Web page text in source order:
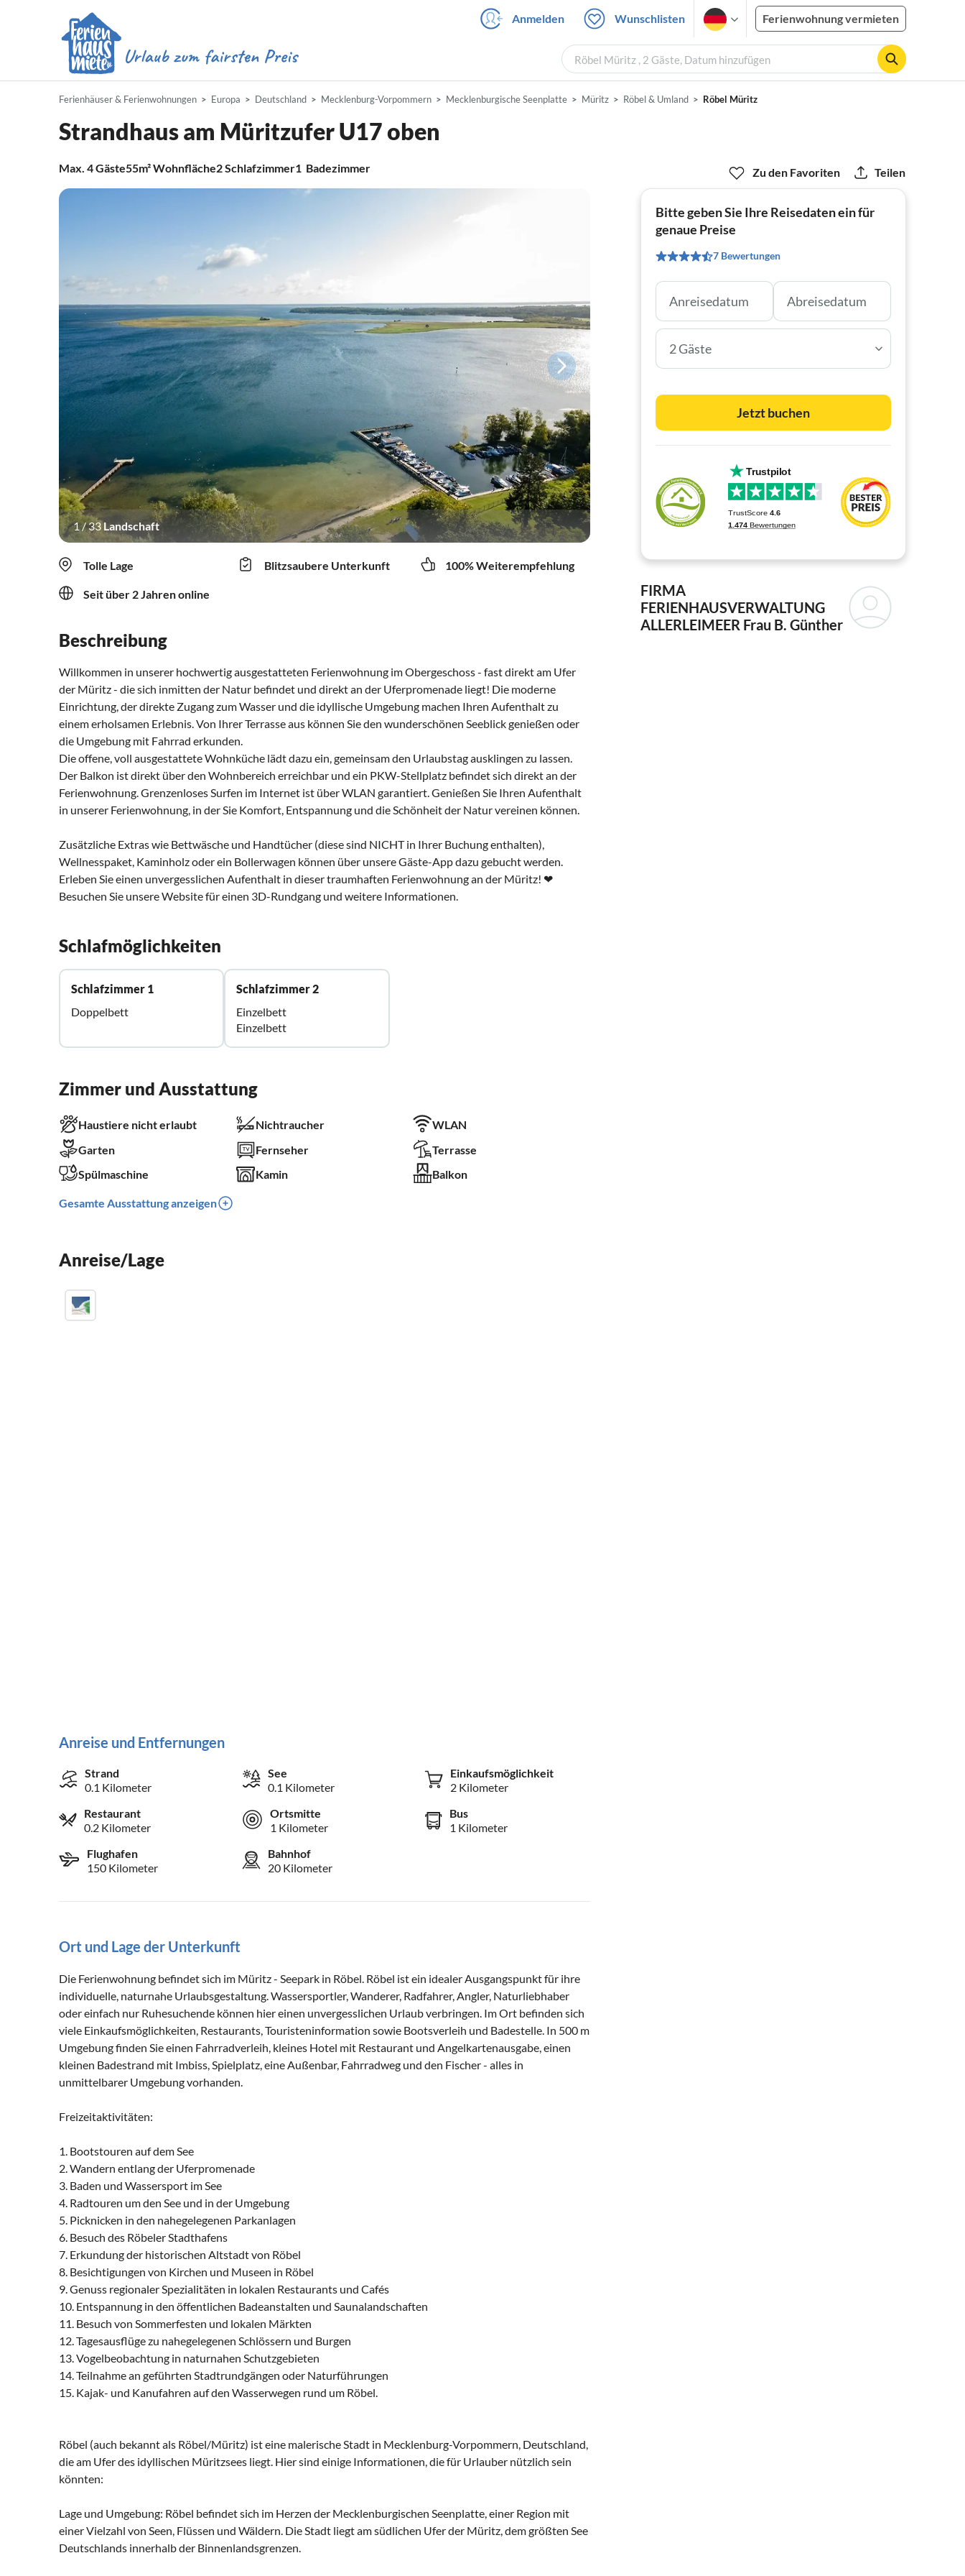
Anmelden Wunschlisten Ferienwohnung vermieten
Röbel Müritz , 2 Gäste, Datum hinzufügen
Ferienhäuser & Ferienwohnungen Europa Deutschland Mecklenburg-Vorpommern Mecklenburgische Seenplatte Müritz Röbel & Umland Röbel Müritz
Strandhaus am Müritzufer U17 oben
Max. 4Gäste55m²Wohnfläche2Schlafzimmer1 Badezimmer
1/33Landschaft
Tolle Lage Blitzsaubere Unterkunft 100% Weiterempfehlung
Seit über 2 Jahren online
Beschreibung
Willkommen in unserer hochwertig ausgestatteten Ferienwohnung im Obergeschoss - fast direkt am Ufer
der Müritz - die sich inmitten der Natur befindet und direkt an der Uferpromenade liegt! Die moderne
Einrichtung, der direkte Zugang zum Wasser und die idyllische Umgebung machen Ihren Aufenthalt zu
einem erholsamen Erlebnis. Von Ihrer Terrasse aus können Sie den wunderschönen Seeblick genießen oder
die Umgebung mit Fahrrad erkunden.
Die offene, voll ausgestattete Wohnküche lädt dazu ein, gemeinsam den Urlaubstag ausklingen zu lassen.
Der Balkon ist direkt über den Wohnbereich erreichbar und ein PKW-Stellplatz befindet sich direkt an der
Ferienwohnung. Grenzenloses Surfen im Internet ist über WLAN garantiert. Genießen Sie Ihren Aufenthalt
in unserer Ferienwohnung, in der Sie Komfort, Entspannung und die Schönheit der Natur vereinen können.
Zusätzliche Extras wie Bettwäsche und Handtücher (diese sind NICHT in Ihrer Buchung enthalten),
Wellnesspaket, Kaminholz oder ein Bollerwagen können über unsere Gäste-App dazu gebucht werden.
Erleben Sie einen unvergesslichen Aufenthalt in dieser traumhaften Ferienwohnung an der Müritz! ❤
Besuchen Sie unsere Website für einen 3D-Rundgang und weitere Informationen.
Schlafmöglichkeiten
Schlafzimmer 1
Doppelbett
Schlafzimmer 2
Einzelbett
Einzelbett
Zimmer und Ausstattung
Haustiere nicht erlaubt Nichtraucher
WLAN
Garten
Fernseher
Terrasse
Spülmaschine
Kamin Balkon
Gesamte Ausstattung anzeigen
Anreise/Lage
Anreise und Entfernungen
Strand
0.1 Kilometer
See
0.1 Kilometer
Einkaufsmöglichkeit
2 Kilometer
Restaurant
0.2 Kilometer
Ortsmitte
1 Kilometer
Bus
1 Kilometer
Flughafen
150 Kilometer
Bahnhof
20 Kilometer
Ort und Lage der Unterkunft
Die Ferienwohnung befindet sich im Müritz - Seepark in Röbel. Röbel ist ein idealer Ausgangspunkt für ihre
individuelle, naturnahe Urlaubsgestaltung. Wassersportler, Wanderer, Radfahrer, Angler, Naturliebhaber
oder einfach nur Ruhesuchende können hier einen unvergesslichen Urlaub verbringen. Im Ort befinden sich
viele Einkaufsmöglichkeiten, Restaurants, Touristeninformation sowie Bootsverleih und Badestelle. In 500 m
Umgebung finden Sie einen Fahrradverleih, kleines Hotel mit Restaurant und Angelkartenausgabe, einen
kleinen Badestrand mit Imbiss, Spielplatz, eine Außenbar, Fahrradweg und den Fischer - alles in
unmittelbarer Umgebung vorhanden.
Freizeitaktivitäten:
1. Bootstouren auf dem See
2. Wandern entlang der Uferpromenade
3. Baden und Wassersport im See
4. Radtouren um den See und in der Umgebung
5. Picknicken in den nahegelegenen Parkanlagen
6. Besuch des Röbeler Stadthafens
7. Erkundung der historischen Altstadt von Röbel
8. Besichtigungen von Kirchen und Museen in Röbel
9. Genuss regionaler Spezialitäten in lokalen Restaurants und Cafés
10. Entspannung in den öffentlichen Badeanstalten und Saunalandschaften
11. Besuch von Sommerfesten und lokalen Märkten
12. Tagesausflüge zu nahegelegenen Schlössern und Burgen
13. Vogelbeobachtung in naturnahen Schutzgebieten
14. Teilnahme an geführten Stadtrundgängen oder Naturführungen
15. Kajak- und Kanufahren auf den Wasserwegen rund um Röbel.
Röbel (auch bekannt als Röbel/Müritz) ist eine malerische Stadt in Mecklenburg-Vorpommern, Deutschland,
die am Ufer des idyllischen Müritzsees liegt. Hier sind einige Informationen, die für Urlauber nützlich sein
könnten:
Lage und Umgebung: Röbel befindet sich im Herzen der Mecklenburgischen Seenplatte, einer Region mit
einer Vielzahl von Seen, Flüssen und Wäldern. Die Stadt liegt am südlichen Ufer der Müritz, dem größten See
Deutschlands innerhalb der Binnenlandsgrenzen.
Zu den Favoriten Teilen
Bitte geben Sie Ihre Reisedaten ein für
genaue Preise
7 Bewertungen
2 Gäste
Jetzt buchen
FIRMA
FERIENHAUSVERWALTUNG
ALLERLEIMEER Frau B. Günther